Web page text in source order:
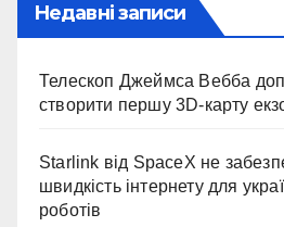
Недавні записи
Телескоп Джеймса Вебба
створити першу 3D-карту
Starlink від SpaceX не
швидкість інтернету для
роботів